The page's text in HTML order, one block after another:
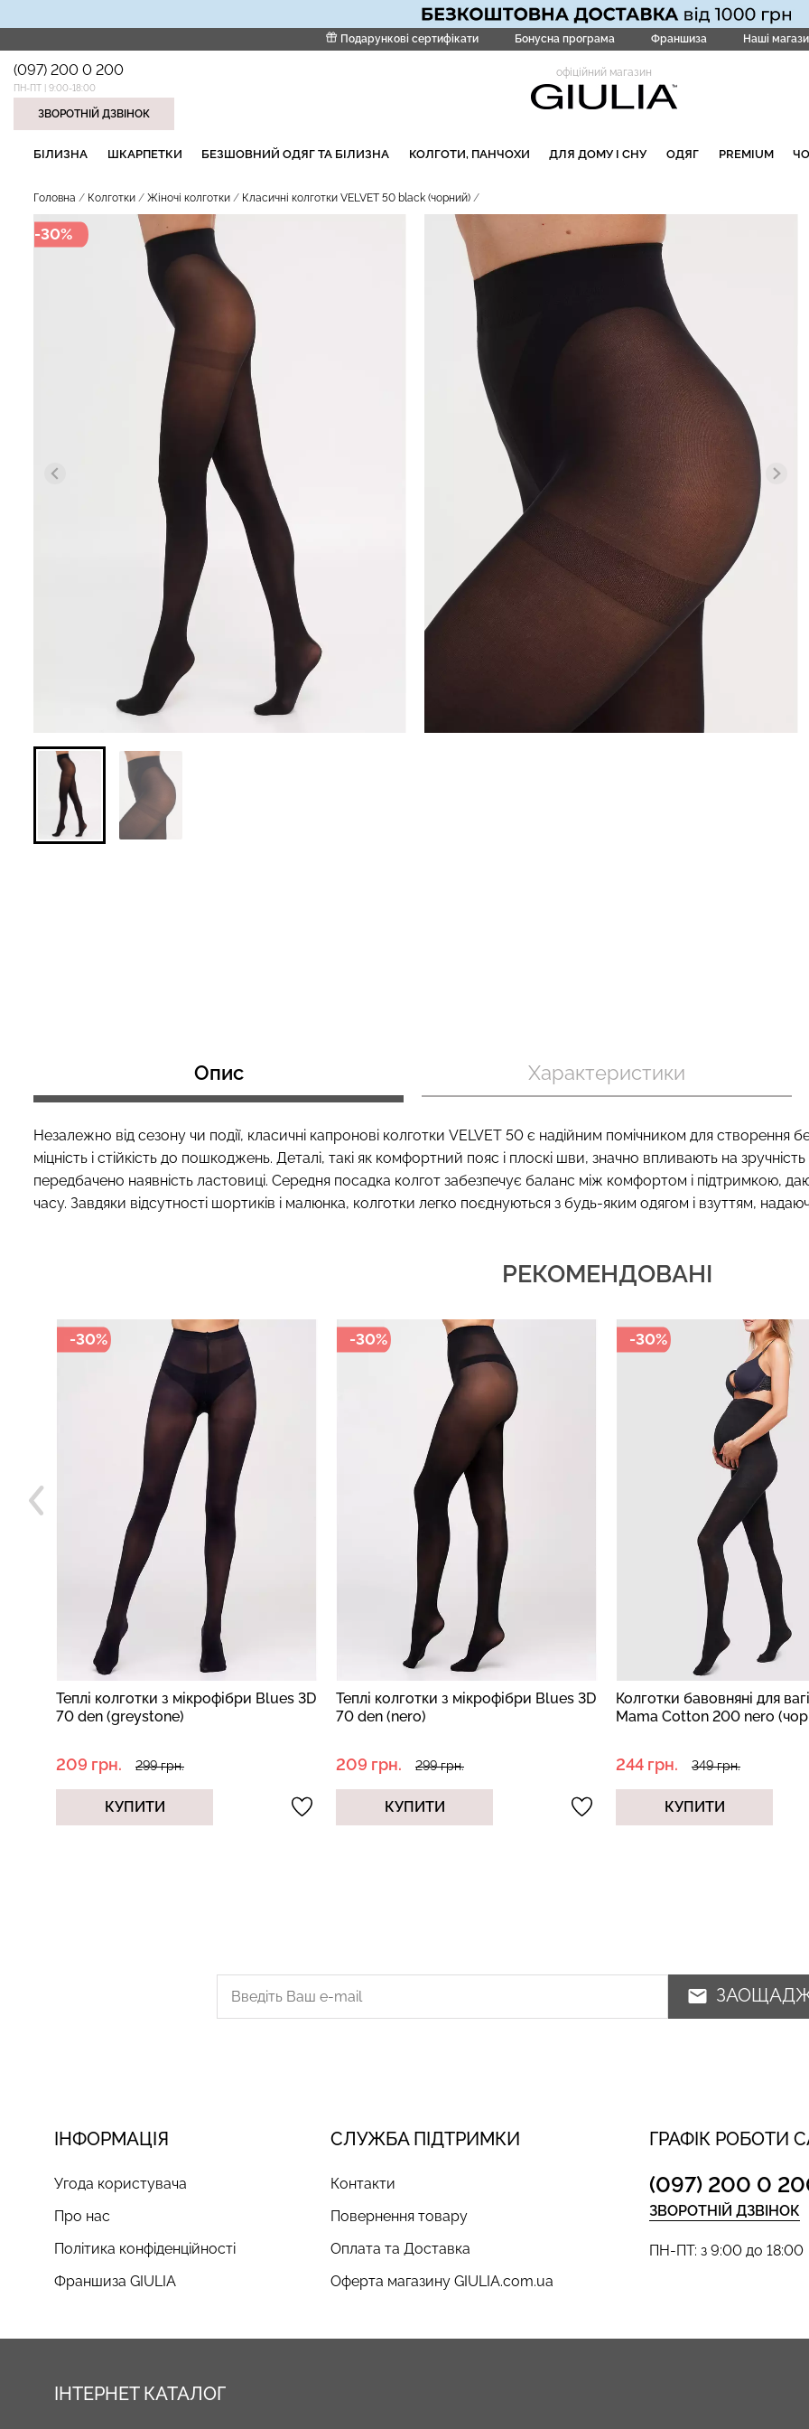
Подарункові сертифікати Бонусна програма Франшиза Наші
(097) 200 0 200
ПН-ПТ | 9:00-18:00
ЗВОРОТНІЙ ДЗВІНОК
офіційний магазин
БІЛИЗНА ШКАРПЕТКИ БЕЗШОВНИЙ ОДЯГ ТА БІЛИЗНА КОЛГОТИ, ПАНЧОХИ ДЛЯ ДОМУ І СНУ ОДЯГ PREMIUM
Головна Колготки Жіночі колготки Класичні колготки VELVET 50 black (чорний)
-30%
Опис Характеристики
Незалежно від сезону чи події, класичні капронові колготки VELVET 50 є надійним помічником для створення
міцність і стійкість до пошкоджень. Деталі, такі як комфортний пояс і плоскі шви, значно впливають на
передбачено наявність ластовиці. Середня посадка колгот забезпечує баланс між комфортом і підтримкою,
часу. Завдяки відсутності шортиків і малюнка, колготки легко поєднуються з будь-яким одягом і взуттям,
РЕКОМЕНДОВАНІ
-30%
Теплі колготки з мікрофібри Blues 3D
70 den (nero)
209 грн. 299 грн.
КУПИТИ
-30%
Колготки бавовняні для вагітних
Mama Cotton 200 nero (чорний)
244 грн. 349 грн.
КУПИТИ
-30%
Бавовняні колготки з
візерунком SPLIT (2) pirate
279 грн. 399 грн.
КУПИТИ
ІНФОРМАЦІЯ
Угода користувача
Про нас
Політика конфіденційності
Франшиза GIULIA
СЛУЖБА ПІДТРИМКИ
Контакти
Повернення товару
Оплата та Доставка
Оферта магазину GIULIA.com.ua
ГРАФІК РОБОТИ
(097) 200 0
ЗВОРОТНІЙ ДЗВІНОК
ПН-ПТ: з 9:00 до 18:00
ІНТЕРНЕТ КАТАЛОГ
НАШІ ТРЕНДОВІ ТОВАРИ
Безшовні легінси з
мікрофібри LEGGINGS 02
(чорний) Giulia
789 грн. 551 грн.
Безшовні бразиліана з
легкою корекцією BRASILIAN
SHAPEWEAR black (чорний)
Giulia
258 грн.369 грн.
талією
439 грн.
CAMI TOP